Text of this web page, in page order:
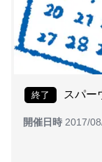
終了 スパー
開催日時 2017/